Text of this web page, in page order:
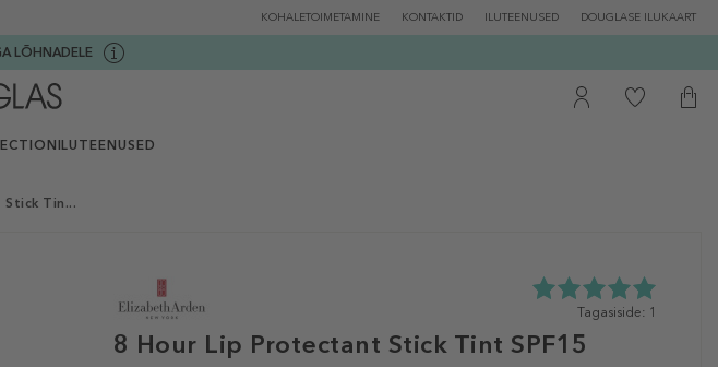
KOHALETOIMETAMINE KONTAKTID ILUTEENUSED DOUGLASE ILUKAART
LÕHNADELE
ILUTEENUSED
Stick Tin...
8 Hour Lip Protectant Stick Tint SPF15
5.0
5st
Tagasiside: 1